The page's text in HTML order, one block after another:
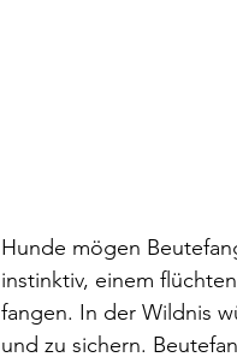
Hunde mögen
instinktiv, einem
fangen. In der Wildnis
und zu sichern.